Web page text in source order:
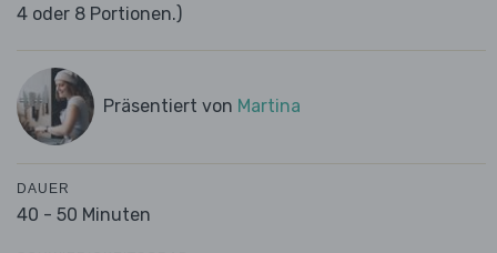
4 oder 8 Portionen.)
Präsentiert von Martina
DAUER
40 - 50 Minuten